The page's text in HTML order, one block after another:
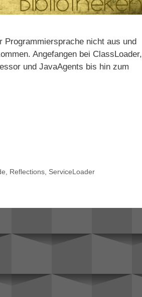
Programmiersprache nicht aus und
Angefangen bei ClassLoader,
und JavaAgents bis hin zum
Reflections ServiceLoader